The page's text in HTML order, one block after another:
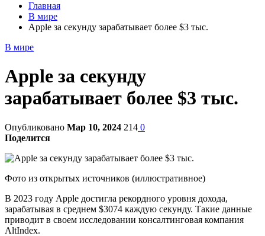
Главная
В мире
Apple за секунду зарабатывает более $3 тыс.
В мире
Apple за секунду
зарабатывает более $3 тыс.
Опубликовано Мар 10, 2024 214 0
Поделится
Фото из открытых источников (иллюстративное)
В 2023 году Apple достигла рекордного уровня дохода,
зарабатывая в среднем $3074 каждую секунду. Такие данные
приводит в своем исследовании консалтинговая компания
AltIndex.